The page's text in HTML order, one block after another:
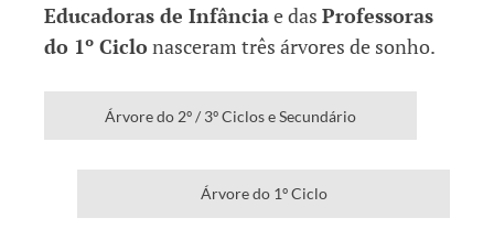
Educadoras de Infânciae das Professoras
do 1º Ciclo nasceram três árvores de sonho.
Árvore do 2º / 3º Ciclos e Secundário
Árvore do 1º Ciclo